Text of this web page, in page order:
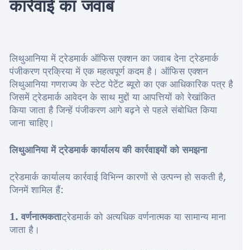
कार्रवाई का जवाब
लिथुआनिया में ट्रेडमार्क ऑफिस एक्शन का जवाब देना ट्रेडमार्क
पंजीकरण प्रक्रिया में एक महत्वपूर्ण कदम है। ऑफिस एक्शन
लिथुआनिया गणराज्य के स्टेट पेटेंट ब्यूरो का एक आधिकारिक पत्र है
जिसमें ट्रेडमार्क आवेदन के साथ मुद्दों या आपत्तियों को रेखांकित
किया जाता है जिन्हें पंजीकरण आगे बढ़ने से पहले संबोधित किया
जाना चाहिए।
लिथुआनिया में ट्रेडमार्क कार्यालय की कार्रवाइयों को समझना
ट्रेडमार्क कार्यालय कार्रवाई विभिन्न कारणों से उत्पन्न हो सकती है,
जिनमें शामिल हैं:
1. वर्णनात्मकताट्रेडमार्क को अत्यधिक वर्णनात्मक या सामान्य माना
जाता है।